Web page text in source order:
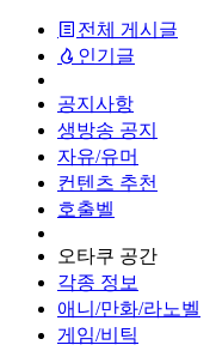
전체 게시글
인기글
공지사항
생방송 공지
자유/유머
컨텐츠 추천
호출벨
오타쿠 공간
각종 정보
애니/만화/라노벨
게임/비틱